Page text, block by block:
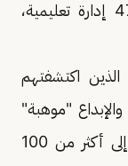
طالبًا وطالبة من 16 منطقة تعليمية و47 إدارة تعليمية،
الذين اكتشفتهم
"موهبة"
خلال عام 2024 بلغ 28,265، إضافة إلى أكثر من 100